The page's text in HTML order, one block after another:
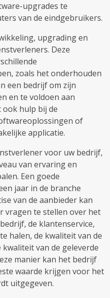
upgrades te
van de eindgebruikers.
upgrading en
Deze
zoals het onderhouden
een bedrijf om zijn
en te voldoen aan
ook hulp bij de
of
applicatie.
voor uw bedrijf,
van ervaring en
Een goede
jaar in de branche
van de aanbieder kan
vragen te stellen over het
de klantenservice,
halen, de kwaliteit van de
van de geleverde
manier kan het bedrijf
waarde krijgen voor het
uitgegeven.